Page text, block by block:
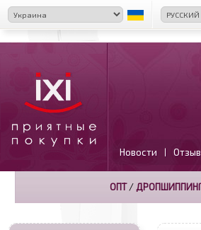
Новости |
ОПТ/